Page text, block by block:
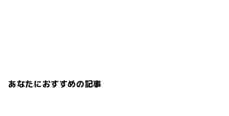
あなたにおすすめの記事